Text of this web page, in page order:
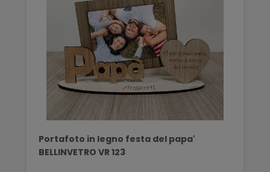
Portafoto in legno festa del papa'
BELLINVETRO VR 123